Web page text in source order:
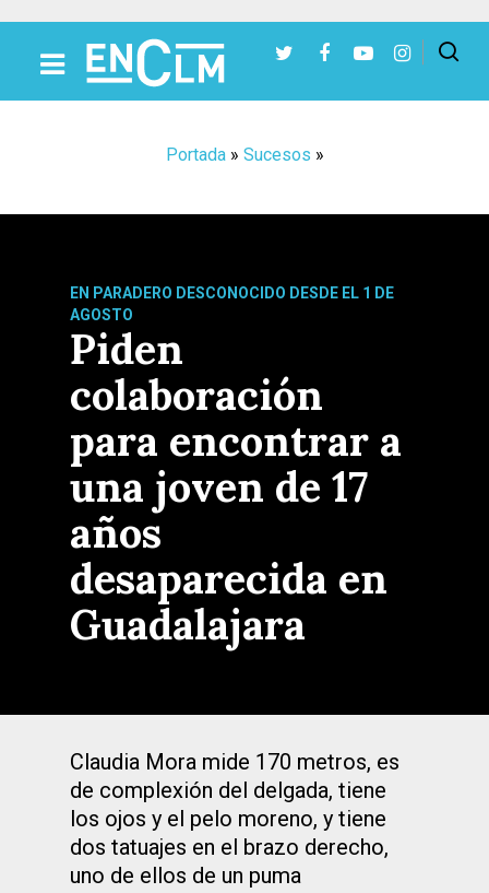
Portada» Sucesos »
EN PARADERO DESCONOCIDO DESDE EL 1 DE
AGOSTO
Piden
colaboración
para encontrar a
una joven de 17
años
desaparecida en
Guadalajara
Claudia Mora mide 170 metros, es
de complexión del delgada, tiene
los ojos y el pelo moreno, y tiene
dos tatuajes en el brazo derecho,
uno de ellos de un puma